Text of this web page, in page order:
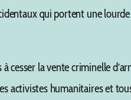
qui portent une
cesser la vente criminelle
activistes humanitaires et